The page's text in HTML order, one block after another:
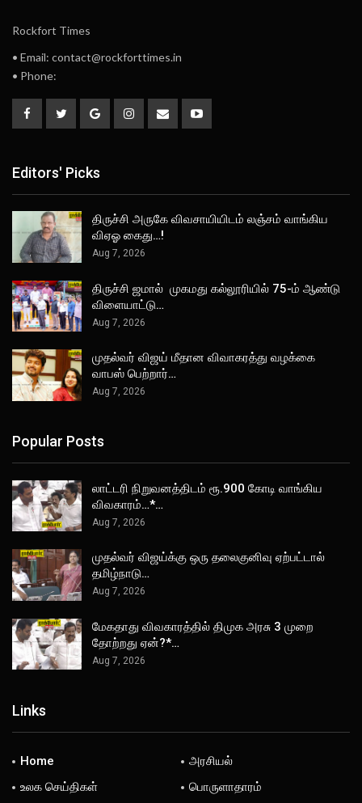
Rockfort Times
• Email: contact@rockforttimes.in
• Phone:
Editors' Picks
திருச்சி அருகே விவசாயியிடம் லஞ்சம் வாங்கிய
விஏஓ கைது…!
Aug 7, 2026
திருச்சி ஜமால் முகமது கல்லூரியில் 75-ம் ஆண்டு
விளையாட்டு…
Aug 7, 2026
முதல்வர் விஜய் மீதான விவாகரத்து வழக்கை
வாபஸ் பெற்றார்…
Aug 7, 2026
Popular Posts
லாட்டரி நிறுவனத்திடம் ரூ.900 கோடி வாங்கிய
விவகாரம்…*…
Aug 7, 2026
முதல்வர் விஜய்க்கு ஒரு தலைகுனிவு ஏற்பட்டால்
தமிழ்நாடு…
Aug 7, 2026
மேகதாது விவகாரத்தில் திமுக அரசு 3 முறை
தோற்றது ஏன்?*…
Aug 7, 2026
Links
Home
அரசியல்
உலக செய்திகள்
பொருளாதாரம்